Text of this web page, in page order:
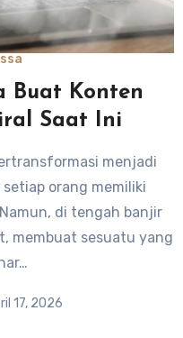
Buat Konten
Saat Ini
menjadi
orang memiliki
di tengah banjir
membuat sesuatu yang
17, 2026